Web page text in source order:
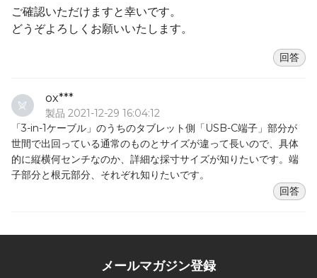
ご確認いただけますと幸いです。
どうぞよろしくお願いいたします。
回答
ox***
製品 2021-12-29 16:04:12
「3-in-1ケーブル」のうちのタブレット側「USB-C端子」部分が
世間で出回っている通常のものとサイズが違って長いので、具体
的に縦横何センチなのか、詳細な採寸サイズが知りたいです。端
子部分と根元部分、それぞれ知りたいです。
回答
メールマガジン登録